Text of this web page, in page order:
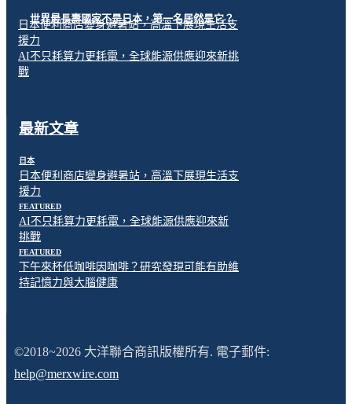
世界最長壽國家不是日本，第一名居然是它？
日本便利商店變身避暑站，高溫下展現生活支
援力
AI不只耗算力更耗電，全球能源供應迎來新挑
戰
最新文章
日本
日本便利商店變身避暑站，高溫下展現生活支
援力
FEATURED
AI不只耗算力更耗電，全球能源供應迎來新
挑戰
FEATURED
下午來杯低咖啡因咖啡？研究發現可能有助維
持記憶力與大腦健康
©2018~2026 大洋聯合商訊版權所有. 電子郵件:
help@merxwire.com